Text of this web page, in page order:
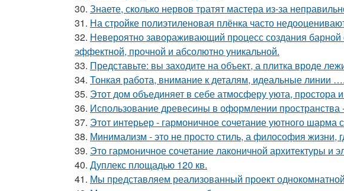
30. Знаете, сколько нервов тратят мастера из-за
31. На стройке полиэтиленовая плёнка часто
32. Невероятно завораживающий процесс создания
эффектной, прочной и абсолютно уникальной.
33. Представьте: вы заходите на объект, а плитка вроде
34. Тонкая работа, внимание к деталям, идеальные линии ….
35. Этот дом объединяет в себе атмосферу уюта, простора и
36. Использование древесины в оформлении пространства
37. Этот интерьер - гармоничное сочетание уютного шарма
38. Минимализм - это не просто стиль, а философия жизни,
39. Это гармоничное сочетание лаконичной архитектуры и
40. Дуплекс площадью 120 кв.
41. Мы представляем реализованный проект